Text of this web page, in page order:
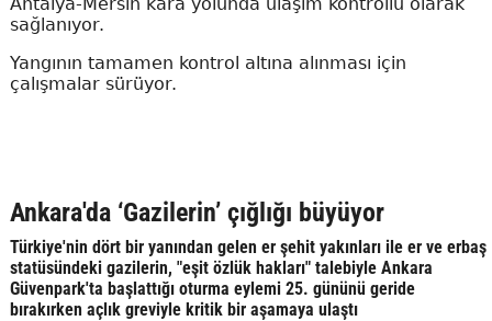
sağlanıyor.
Yangının tamamen kontrol altına alınması için
çalışmalar sürüyor.
Ankara'da ‘Gazilerin’ çığlığı büyüyor
Türkiye'nin dört bir yanından gelen er şehit yakınları ile er ve erbaş
statüsündeki gazilerin, "eşit özlük hakları" talebiyle Ankara
Güvenpark'ta başlattığı oturma eylemi 25. gününü geride
bırakırken açlık greviyle kritik bir aşamaya ulaştı